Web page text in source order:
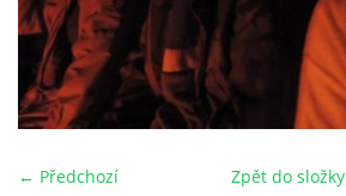
VIDEA
INTERNÍ SEKCE
← Předchozí
Zpět do složky